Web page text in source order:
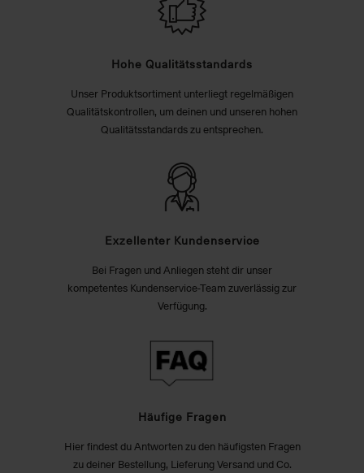
Hohe Qualitätsstandards
Unser Produktsortiment unterliegt regelmäßigen
Qualitätskontrollen, um deinen und unseren hohen
Qualitätsstandards zu entsprechen.
Exzellenter Kundenservice
Bei Fragen und Anliegen steht dir unser
kompetentes Kundenservice-Team zuverlässig zur
Verfügung.
Häufige Fragen
Hier findest du Antworten zu den häufigsten Fragen
zu deiner Bestellung, Lieferung Versand und Co.